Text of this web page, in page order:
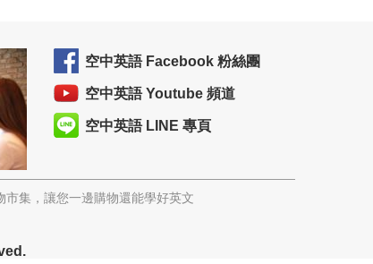
空中英語 Facebook 粉絲團
空中英語 Youtube 頻道
空中英語 LINE 專頁
集，讓您一邊購物還能學好英文